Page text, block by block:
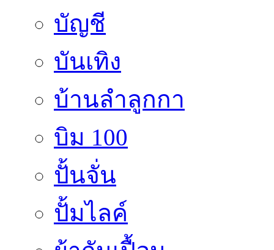
บัญชี
บันเทิง
บ้านลำลูกกา
บิม 100
ปั้นจั่น
ปั้มไลค์